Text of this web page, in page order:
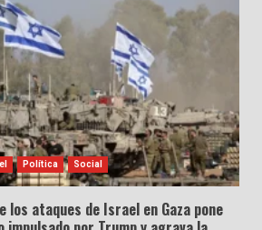
Política Social
los ataques de Israel en Gaza pone